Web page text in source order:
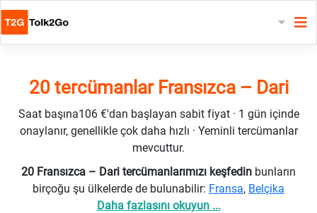
20 tercümanlar Fransızca – Dari
Saat başına106 €'dan başlayan sabit fiyat · 1 gün içinde
onaylanır, genellikle çok daha hızlı · Yeminli tercümanlar
mevcuttur.
20 Fransızca – Dari tercümanlarımızı keşfedin bunların
birçoğu şu ülkelerde de bulunabilir: Fransa, Belçika
Daha fazlasını okuyun ...